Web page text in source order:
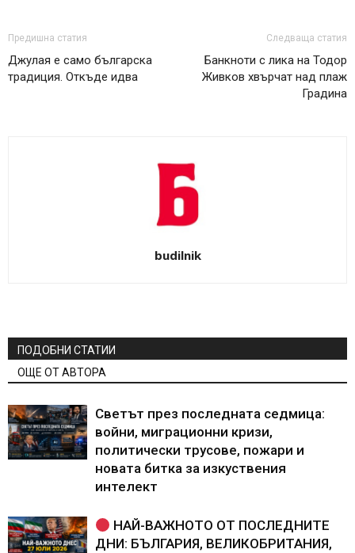
Предишна статия
Джулая е само българска
традиция. Откъде идва
Следваща статия
Банкноти с лика на Тодор
Живков хвърчат над плаж
Градина
budilnik
ПОДОБНИ СТАТИИ
ОЩЕ ОТ АВТОРА
Светът през последната седмица:
войни, миграционни кризи,
политически трусове, пожари и
новата битка за изкуствения
интелект
НАЙ-ВАЖНОТО ОТ ПОСЛЕДНИТЕ
ДНИ: БЪЛГАРИЯ, ВЕЛИКОБРИТАНИЯ,